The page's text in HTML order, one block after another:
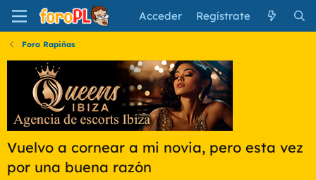
Acceder Regístrate
Foro Rapiñas
Vuelvo a cornear a mi novia, pero esta vez
por una buena razón